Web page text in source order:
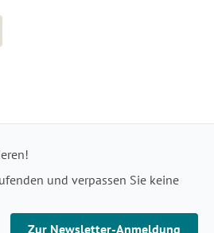
und verpassen Sie keine
Zur Newsletter-Anmeldung